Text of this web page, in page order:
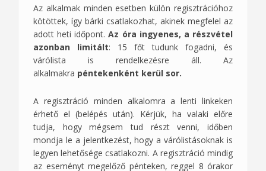
Az alkalmak minden esetben külön regisztrációhoz
kötöttek, így bárki csatlakozhat, akinek megfelel az
adott heti időpont.Az óra ingyenes, a részvétel
azonban limitált: 15 főt tudunk fogadni, és
várólista is rendelkezésre áll. Az
alkalmakra péntekenként kerül sor.
A regisztráció minden alkalomra a lenti linkeken
érhető el (belépés után). Kérjük, ha valaki előre
tudja, hogy mégsem tud részt venni, időben
mondja le a jelentkezést, hogy a várólistásoknak is
legyen lehetősége csatlakozni. A regisztráció mindig
az eseményt megelőző pénteken, reggel 8 órakor